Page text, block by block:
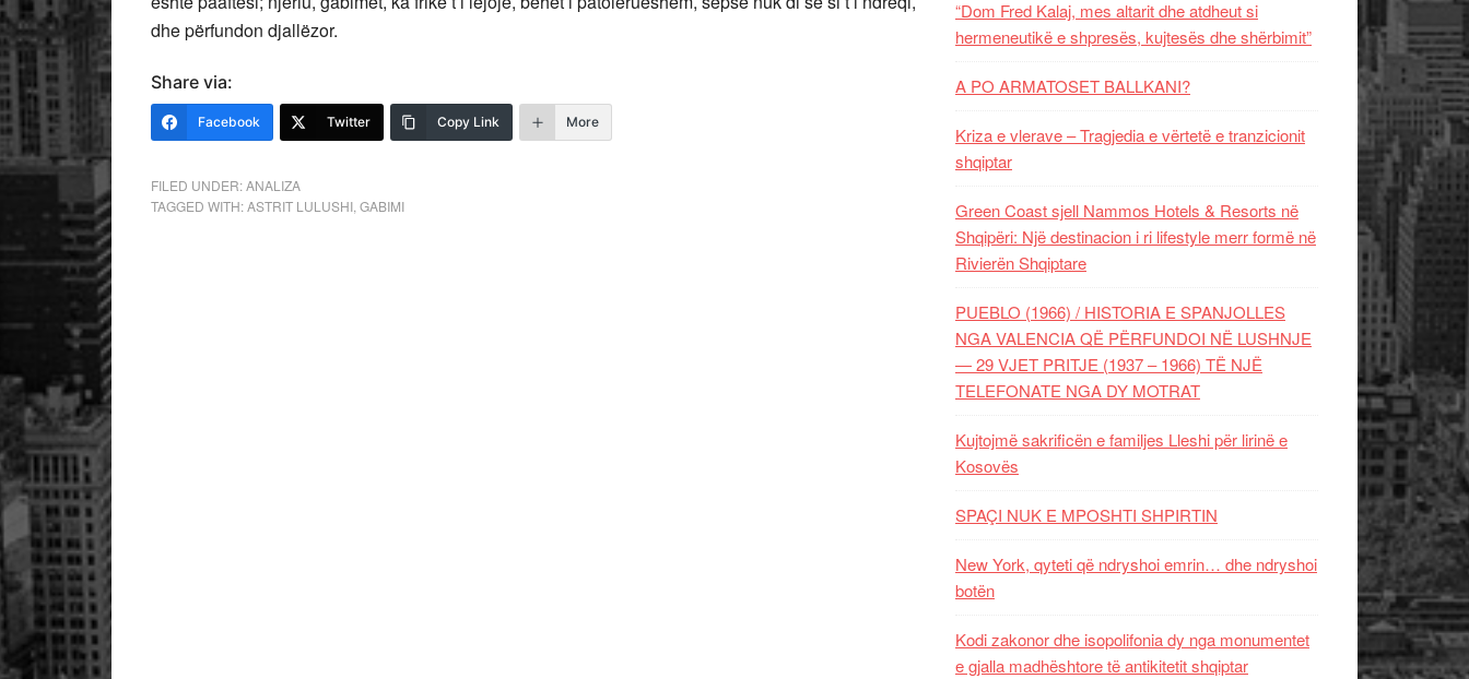
dhe përfundon djallëzor.
Share via:
Facebook Twitter Copy Link More
FILED UNDER:ANALIZA
TAGGED WITH:ASTRIT LULUSHI GABIMI
“Dom Fred Kalaj, mes altarit dhe atdheut si
hermeneutikë e shpresës, kujtesës dhe shërbimit”
A PO ARMATOSET BALLKANI?
Kriza e vlerave – Tragjedia e vërtetë e tranzicionit
shqiptar
Green Coast sjell Nammos Hotels & Resorts në
Shqipëri: Një destinacion i ri lifestyle merr formë në
Rivierën Shqiptare
PUEBLO (1966) / HISTORIA E SPANJOLLES
NGA VALENCIA QË PËRFUNDOI NË LUSHNJE
— 29 VJET PRITJE (1937 – 1966) TË NJË
TELEFONATE NGA DY MOTRAT
Kujtojmë sakrificën e familjes Lleshi për lirinë e
Kosovës
SPAÇI NUK E MPOSHTI SHPIRTIN
New York, qyteti që ndryshoi emrin… dhe ndryshoi
botën
Kodi zakonor dhe isopolifonia dy nga monumentet
e gjalla madhështore të antikitetit shqiptar